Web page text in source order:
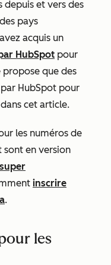
depuis et vers des
pays
acquis un
HubSpot pour
propose que des
HubSpot pour
cet article.
les numéros de
sont en version
super
inscrire
.
les